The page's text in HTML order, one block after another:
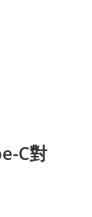
C對